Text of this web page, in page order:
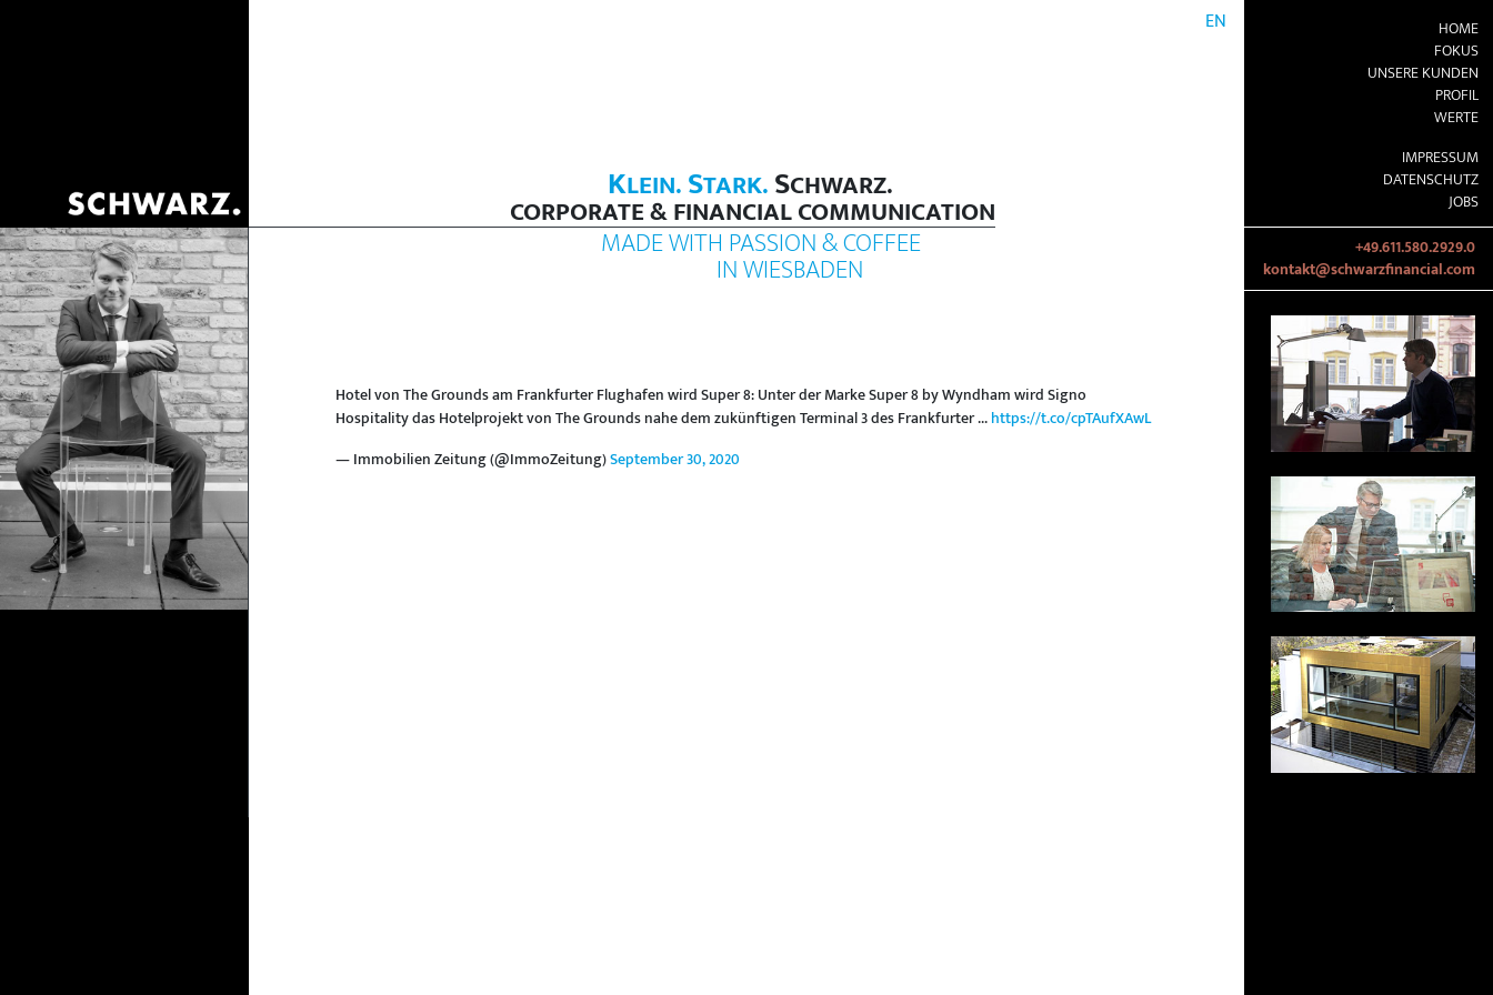
KLEIN.STARK.SCHWARZ.
CORPORATE & FINANCIAL COMMUNICATION
EN
HOME
FOKUS
UNSERE KUNDEN
PROFIL
WERTE
IMPRESSUM
DATENSCHUTZ
JOBS
MADE WITH PASSION & COFFEE
IN WIESBADEN
Hotel von The Grounds am Frankfurter Flughafen wird Super 8: Unter der Marke Super 8 by Wyndham wird Signo
Hospitality das Hotelprojekt von The Grounds nahe dem zukünftigen Terminal 3 des Frankfurter ...https://t.co/cpTAufXAwL
— Immobilien Zeitung (@ImmoZeitung)September 30, 2020
+49.611.580.2929.0
kontakt@schwarzfinancial.com